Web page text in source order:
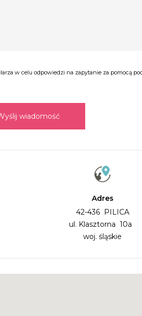
w celu odpowiedzi na zapytanie za pomocą
wiadomość
Adres
42-436 PILICA
ul. Klasztorna 10a
woj. śląskie